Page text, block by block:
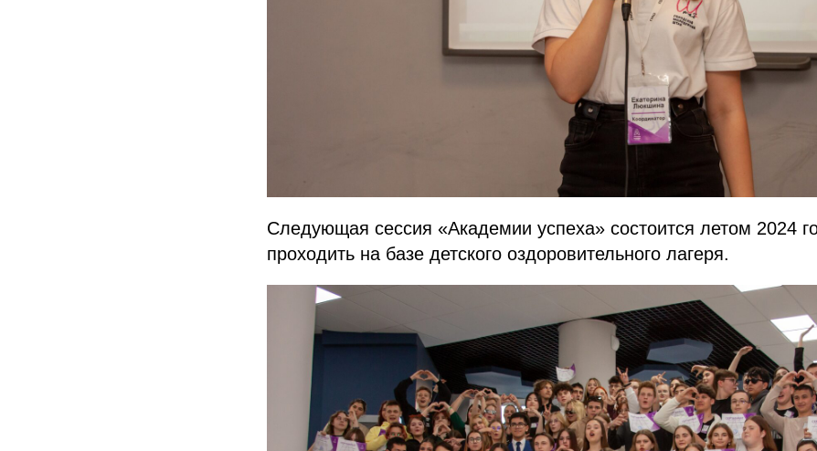
Следующая сессия «Академии успеха» состоится летом 2024
проходить на базе детского оздоровительного лагеря.